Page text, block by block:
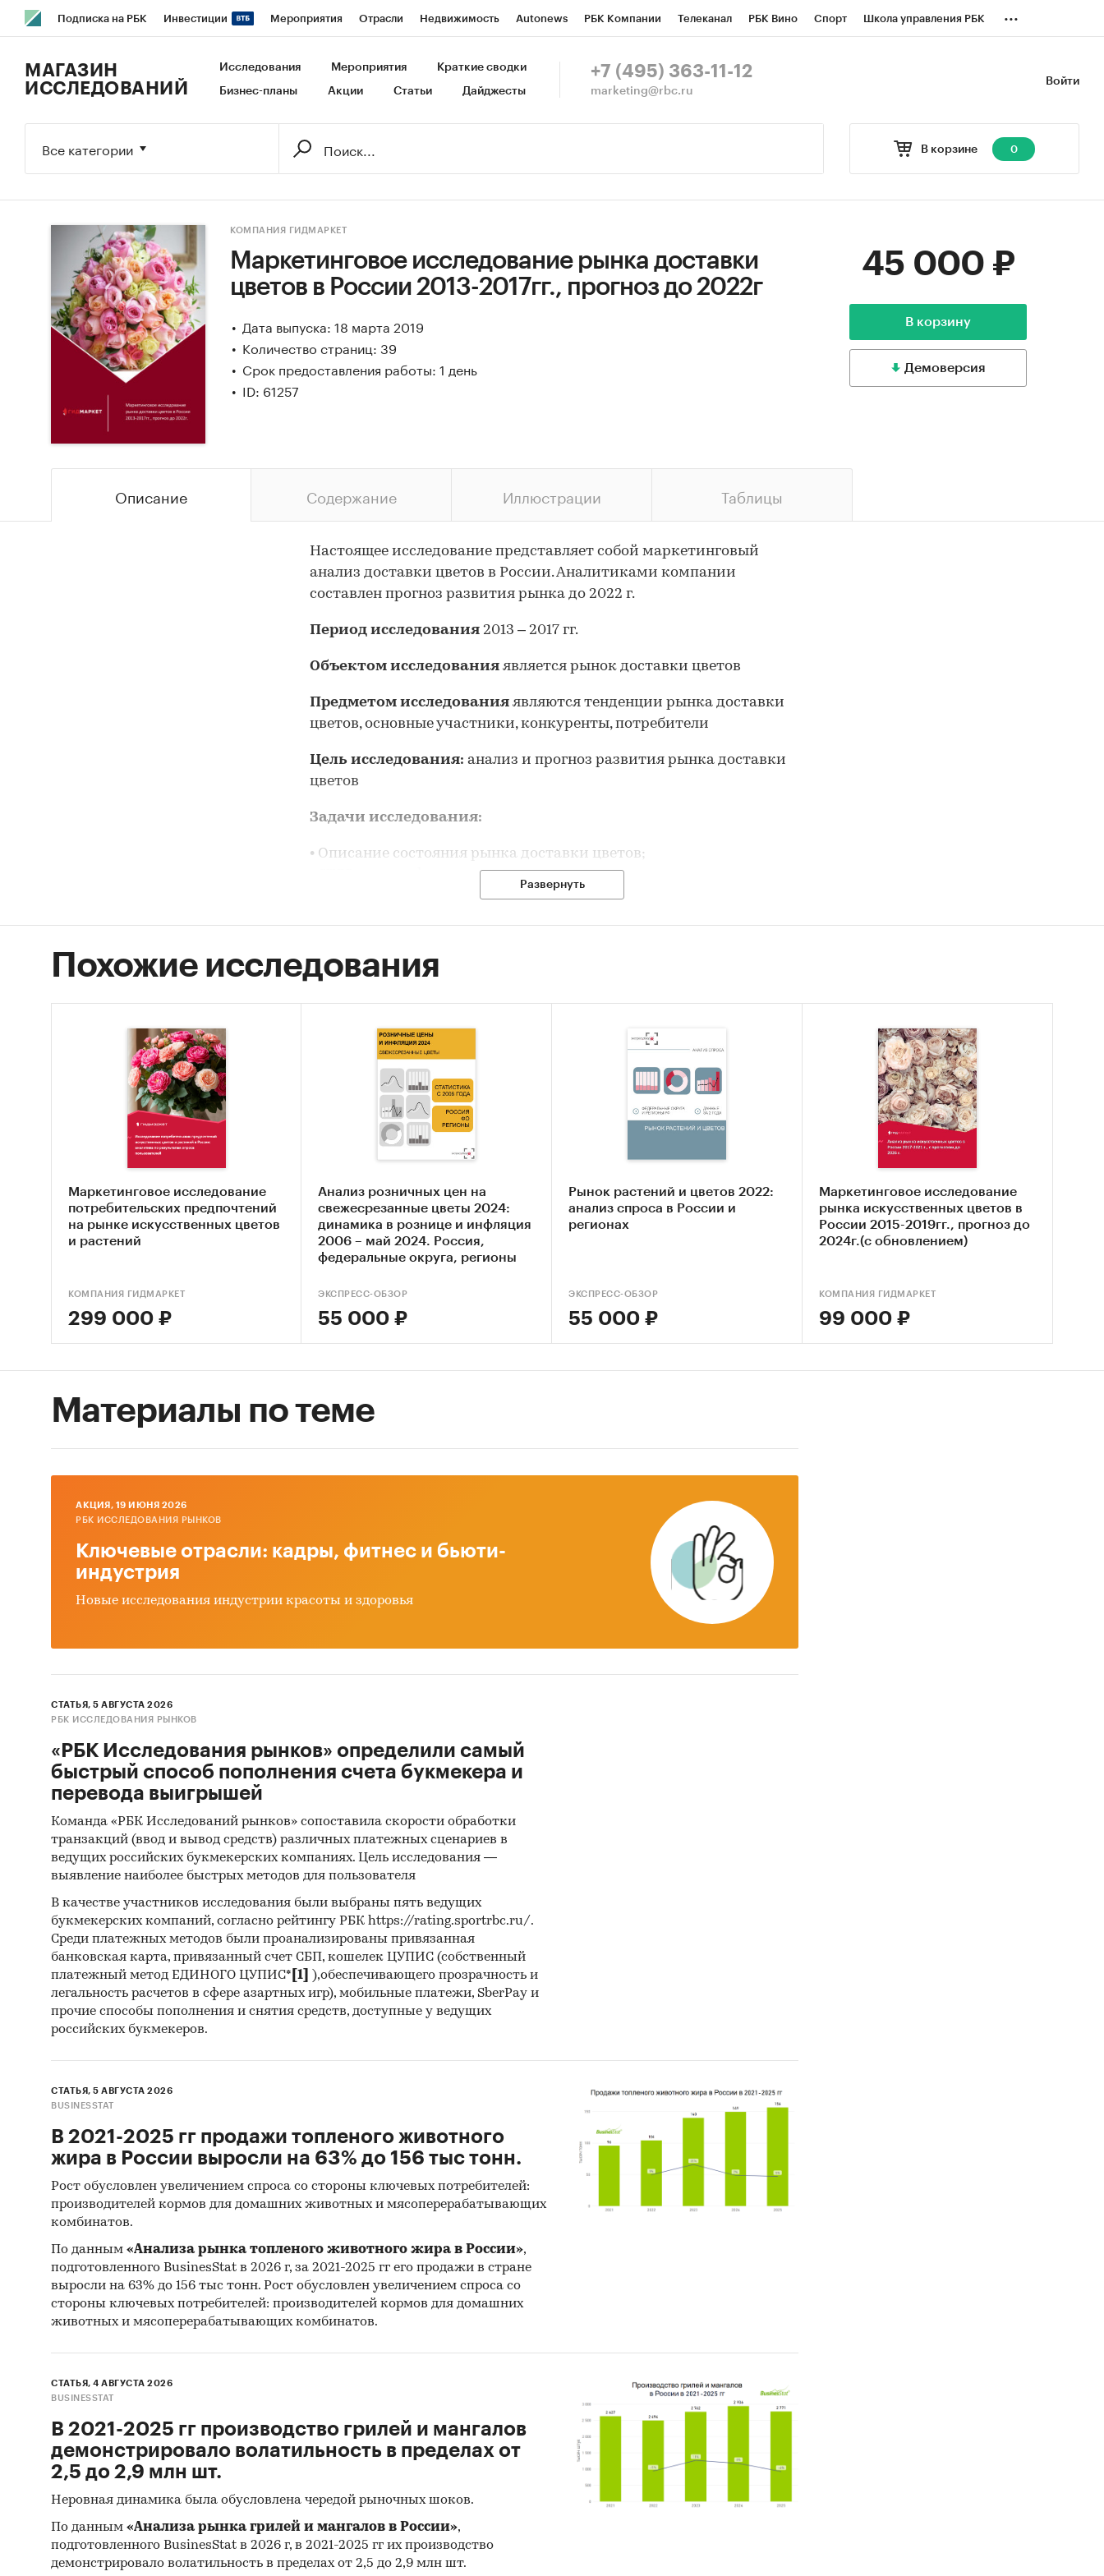
Подписка на РБК Инвестиции Мероприятия Отрасли Недвижимость Autonews РБК Компании Телеканал РБК Вино Спорт Школа управления РБК
Исследования Кредитные рейтинги Франшизы Газета Спецпроекты СПб Конференции СПб Спецпроекты
...
Войти
МАГАЗИН
ИССЛЕДОВАНИЙ
Исследования Мероприятия Краткие сводки
Бизнес-планы Акции Статьи Дайджесты
+7 (495) 363-11-12
marketing@rbc.ru
В корзине 0
Все категории
КОМПАНИЯ ГИДМАРКЕТ
Маркетинговое исследование рынка доставки
цветов в России 2013-2017гг., прогноз до 2022г
Дата выпуска: 18 марта 2019
Количество страниц: 39
Срок предоставления работы: 1 день
ID: 61257
45 000 ₽
В корзину
Демоверсия
Описание Содержание Иллюстрации Таблицы
Настоящее исследование представляет собой маркетинговый
анализ доставки цветов в России. Аналитиками компании
составлен прогноз развития рынка до 2022 г.
Период исследования 2013 – 2017 гг.
Объектом исследования является рынок доставки цветов
Предметом исследования являются тенденции рынка доставки
цветов, основные участники, конкуренты, потребители
Цель исследования: анализ и прогноз развития рынка доставки
цветов
Задачи исследования:
• Описание состояния рынка доставки цветов;
• STEP-анализ факторов, влияющих на рынок доставки цветов;
• Составление прогноза развития рынка до 2022 г.
• Обзор рынка доставки цветов
• Конкурентный анализ на рынке доставки цветов
• Прогноз развития рынка до 2022 г.
• Рекомендации и выводы
Источники информации
• Базы данных федеральной налоговой службы
• Открытые источники (сайты, порталы)
• Отчетность эмитентов
• Сайты компаний
• Архивы СМИ
• Региональные и федеральные СМИ
• Инсайдерские источники
Категории:
Россия
Развернуть
Похожие исследования
Маркетинговое исследование
потребительских предпочтений
на рынке искусственных цветов
и растений
КОМПАНИЯ ГИДМАРКЕТ
299 000 ₽
Анализ розничных цен на
свежесрезанные цветы 2024:
динамика в рознице и инфляция
2006 – май 2024. Россия,
федеральные округа, регионы
ЭКСПРЕСС-ОБЗОР
55 000 ₽
Рынок растений и цветов 2022:
анализ спроса в России и
регионах
ЭКСПРЕСС-ОБЗОР
55 000 ₽
Маркетинговое исследование
рынка искусственных цветов в
России 2015-2019гг., прогноз до
2024г.(с обновлением)
КОМПАНИЯ ГИДМАРКЕТ
99 000 ₽
Материалы по теме
AКЦИЯ, 19 ИЮНЯ 2026
РБК ИССЛЕДОВАНИЯ РЫНКОВ
Ключевые отрасли: кадры, фитнес и бьюти-
индустрия
Новые исследования индустрии красоты и здоровья
СТАТЬЯ, 5 АВГУСТА 2026
РБК ИССЛЕДОВАНИЯ РЫНКОВ
«РБК Исследования рынков» определили самый
быстрый способ пополнения счета букмекера и
перевода выигрышей
Команда «РБК Исследований рынков» сопоставила скорости обработки
транзакций (ввод и вывод средств) различных платежных сценариев в
ведущих российских букмекерских компаниях. Цель исследования —
выявление наиболее быстрых методов для пользователя
В качестве участников исследования были выбраны пять ведущих
букмекерских компаний, согласно рейтингу РБК https://rating.sportrbc.ru/.
Среди платежных методов были проанализированы привязанная
банковская карта, привязанный счет СБП, кошелек ЦУПИС (собственный
платежный метод ЕДИНОГО ЦУПИС* [1]
),обеспечивающего прозрачность и
легальность расчетов в сфере азартных игр), мобильные платежи, SberPay и
прочие способы пополнения и снятия средств, доступные у ведущих
российских букмекеров.
СТАТЬЯ, 5 АВГУСТА 2026
BUSINESSTAT
В 2021-2025 гг продажи топленого животного
жира в России выросли на 63% до 156 тыс тонн.
Рост обусловлен увеличением спроса со стороны ключевых потребителей:
производителей кормов для домашних животных и мясоперерабатывающих
комбинатов.
По данным «Анализа рынка топленого животного жира в России»,
подготовленного BusinesStat в 2026 г, за 2021-2025 гг его продажи в стране
выросли на 63% до 156 тыс тонн. Рост обусловлен увеличением спроса со
стороны ключевых потребителей: производителей кормов для домашних
животных и мясоперерабатывающих комбинатов.
СТАТЬЯ, 4 АВГУСТА 2026
BUSINESSTAT
В 2021-2025 гг производство грилей и мангалов
демонстрировало волатильность в пределах от
2,5 до 2,9 млн шт.
Неровная динамика была обусловлена чередой рыночных шоков.
По данным «Анализа рынка грилей и мангалов в России»,
подготовленного BusinesStat в 2026 г, в 2021-2025 гг их производство
демонстрировало волатильность в пределах от 2,5 до 2,9 млн шт.